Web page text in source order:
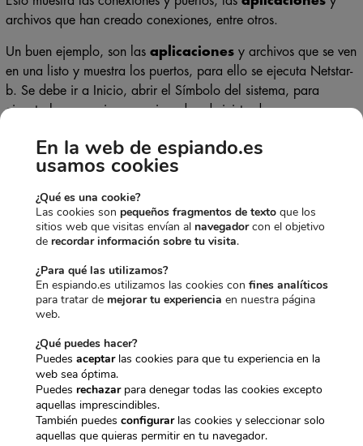
archivos que han creado conexiones, entre otros.
Un buen ejemplo, son las aplicacionesy archivos que se ven
en una listo y muestra los puertos, para ello se ejecuta Netstar-
b. Se debe ir a Inicio, abrir el Símbolo del sistema, para
ejecutarlo se requiere permisos de administrador.
Un mensaje de error
error si inicias otro. En general, el mensaje que aparece dice
que está en uso y que se cierre para el proceso. Si esto
sucede, esto significaría que hay un malware
Si estas siendo afectado por esto, es importante verificar por
qué sucede y, salvo que se use la
para otro
Archivos almacenados
Si usas lawebcampara hacer un vídeo o tomar una foto, es
ideal contar con la opción para almacenar un archivo en el
sistema. Para usarlo, se crean videos o fotografías. Aunque,
En la web de espiando.es
usamos cookies
¿Qué es una cookie?
Las cookies son pequeños fragmentos de texto que los
sitios web que visitas envían al navegadorcon el objetivo
de recordar información sobre tu visita.
¿Para qué las utilizamos?
En espiando.es utilizamos las cookies con fines analíticos
para tratar de mejorar tu experiencia en nuestra página
web.
¿Qué puedes hacer?
Puedes aceptarlas cookies para que tu experiencia en la
web sea óptima.
Puedes rechazarpara denegar todas las cookies excepto
aquellas imprescindibles.
También puedes configurarlas cookies y seleccionar solo
aquellas que quieras permitir en tu navegador.